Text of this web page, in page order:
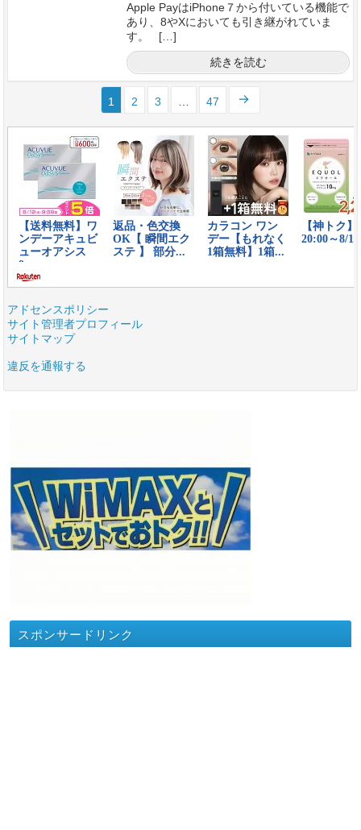
Apple PayはiPhone７から付いている機能で
あり、8やXにおいても引き継がれていま
す。 […]
続きを読む
1 2 3 47
アドセンスポリシー
サイト管理者プロフィール
サイトマップ
違反を通報する
スポンサードリンク